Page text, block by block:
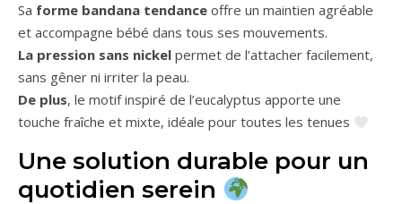
Sa forme bandana tendance offre un maintien agréable
et accompagne bébé dans tous ses mouvements.
La pression sans nickel permet de l’attacher facilement,
sans gêner ni irriter la peau.
De plus, le motif inspiré de l’eucalyptus apporte une
touche fraîche et mixte, idéale pour toutes les tenues
Une solution durable pour un
quotidien serein